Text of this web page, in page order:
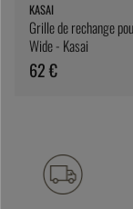
KASAI
Grille de rechange
Wide - Kasai
62 €